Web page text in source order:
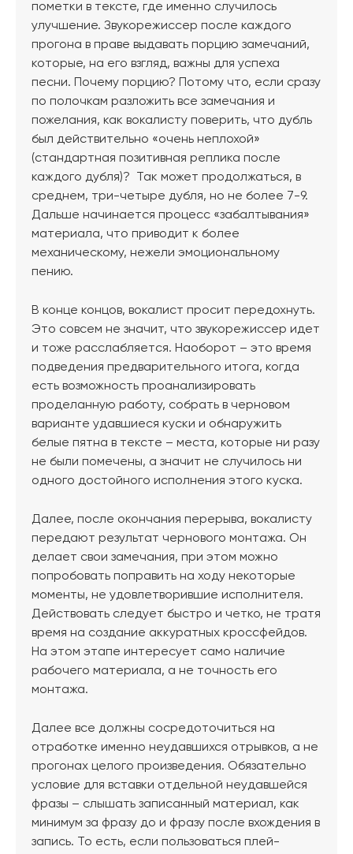
пометки в тексте, где именно случилось
улучшение. Звукорежиссер после каждого
прогона в праве выдавать порцию замечаний,
которые, на его взгляд, важны для успеха
песни. Почему порцию? Потому что, если сразу
по полочкам разложить все замечания и
пожелания, как вокалисту поверить, что дубль
был действительно «очень неплохой»
(стандартная позитивная реплика после
каждого дубля)? Так может продолжаться, в
среднем, три-четыре дубля, но не более 7-9.
Дальше начинается процесс «забалтывания»
материала, что приводит к более
механическому, нежели эмоциональному
пению.
В конце концов, вокалист просит передохнуть.
Это совсем не значит, что звукорежиссер идет
и тоже расслабляется. Наоборот – это время
подведения предварительного итога, когда
есть возможность проанализировать
проделанную работу, собрать в черновом
варианте удавшиеся куски и обнаружить
белые пятна в тексте – места, которые ни разу
не были помечены, а значит не случилось ни
одного достойного исполнения этого куска.
Далее, после окончания перерыва, вокалисту
передают результат чернового монтажа. Он
делает свои замечания, при этом можно
попробовать поправить на ходу некоторые
моменты, не удовлетворившие исполнителя.
Действовать следует быстро и четко, не тратя
время на создание аккуратных кроссфейдов.
На этом этапе интересует само наличие
рабочего материала, а не точность его
монтажа.
Далее все должны сосредоточиться на
отработке именно неудавшихся отрывков, а не
прогонах целого произведения. Обязательно
условие для вставки отдельной неудавшейся
фразы – слышать записанный материал, как
минимум за фразу до и фразу после вхождения в
запись. То есть, если пользоваться плей-